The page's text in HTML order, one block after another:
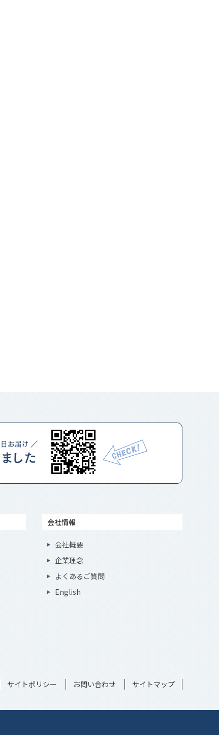
会社情報
会社概要
企業理念
よくあるご質問
English
サイトポリシー お問い合わせ サイトマップ